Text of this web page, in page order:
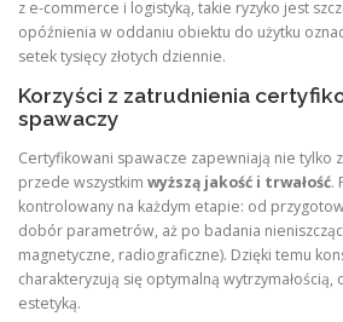
z e-commerce i logistyką, takie ryzyko jest
opóźnienia w oddaniu obiektu do użytku
setek tysięcy złotych dziennie.
Korzyści z zatrudnienia
spawaczy
Certyfikowani spawacze zapewniają nie tylko
przede wszystkim wyższą jakość i trwałość.
kontrolowany na każdym etapie: od
dobór parametrów, aż po badania
magnetyczne, radiograficzne). Dzięki temu
charakteryzują się optymalną
estetyką.